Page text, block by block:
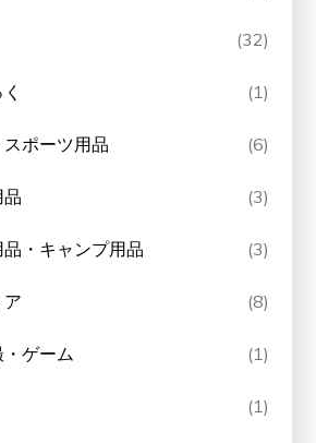
(32)
(1)
ポーツ用品 (6)
(3)
・キャンプ用品 (3)
(8)
ゲーム (1)
(1)